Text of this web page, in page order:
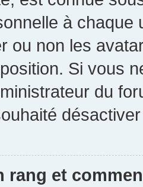
à chaque
ou non les
Si vous
du
rang et